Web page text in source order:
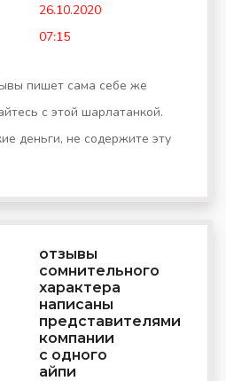
26.10.2020
07:15
пишет сама себе же
с этой шарлатанкой.
деньги, не содержите эту
отзывы
сомнительного
характера
написаны
представителями
компании
с одного
айпи